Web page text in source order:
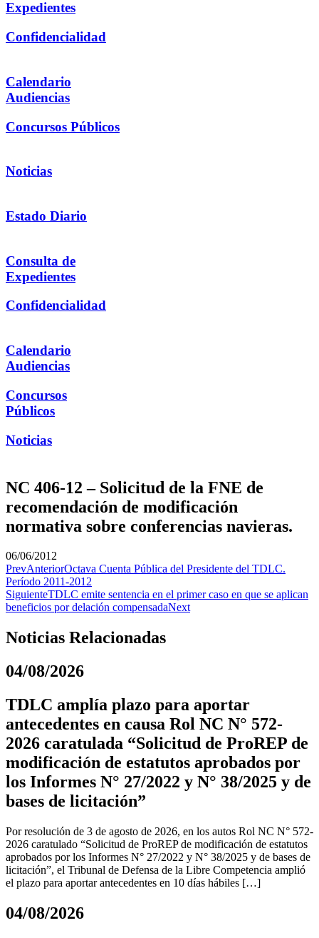
Expedientes
Confidencialidad
Calendario
Audiencias
Concursos Públicos
Noticias
Estado Diario
Consulta de
Expedientes
Confidencialidad
Calendario
Audiencias
Concursos
Públicos
Noticias
NC 406-12 – Solicitud de la FNE de
recomendación de modificación
normativa sobre conferencias navieras.
06/06/2012
PrevAnteriorOctava Cuenta Pública del Presidente del TDLC.
Período 2011-2012
SiguienteTDLC emite sentencia en el primer caso en que se aplican
beneficios por delación compensadaNext
Noticias Relacionadas
04/08/2026
TDLC amplía plazo para aportar
antecedentes en causa Rol NC N° 572-
2026 caratulada “Solicitud de ProREP de
modificación de estatutos aprobados por
los Informes N° 27/2022 y N° 38/2025 y de
bases de licitación”
Por resolución de 3 de agosto de 2026, en los autos Rol NC N° 572-
2026 caratulado “Solicitud de ProREP de modificación de estatutos
aprobados por los Informes N° 27/2022 y N° 38/2025 y de bases de
licitación”, el Tribunal de Defensa de la Libre Competencia amplió
el plazo para aportar antecedentes en 10 días hábiles […]
04/08/2026